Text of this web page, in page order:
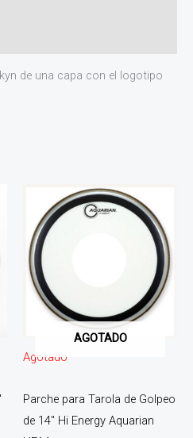
de una capa con el logotipo
AGOTADO
Agotado
Parche para Tarola de Golpeo
de 14″ Hi Energy Aquarian